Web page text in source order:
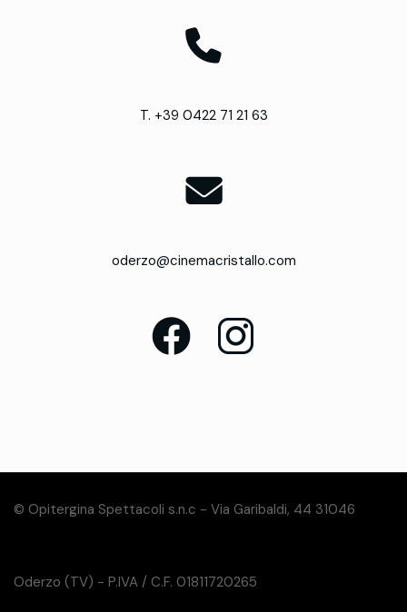
T. +39 0422 71 21 63
oderzo@cinemacristallo.com
© Opitergina Spettacoli s.n.c - Via Garibaldi, 44 31046
Oderzo (TV) - P.IVA / C.F. 01811720265